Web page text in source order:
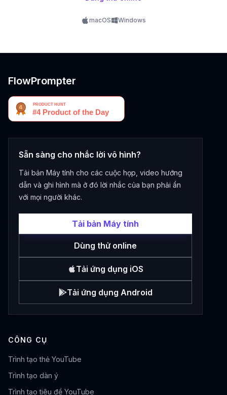
macOS Windows
FlowPrompter
Sẵn sàng cho nhắc lời vô hình?
Tải bản Máy tính cho các cuộc họp, video hướng
dẫn và ghi hình mà ở đó lời nhắc của bạn phải ẩn
với mọi người khác.
Tải bản Máy tính
Dùng thử online
Tải ứng dụng iOS
Tải ứng dụng Android
CÔNG CỤ
Trình tạo thẻ YouTube
Trình tạo dàn ý
Trình tạo tiêu đề YouTube